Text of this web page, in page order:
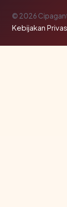
© 2026
Kebijakan